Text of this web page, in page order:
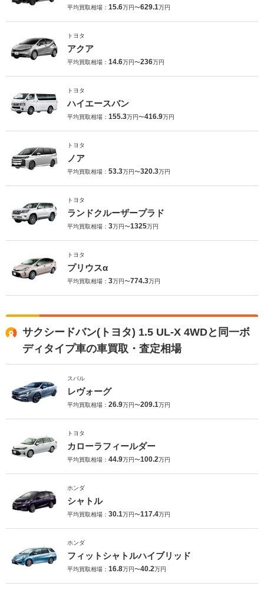
平均買取相場： 15.6万円〜629.1万円
トヨタ
アクア
平均買取相場： 14.6万円〜236万円
トヨタ
ハイエースバン
平均買取相場： 155.3万円〜416.9万円
トヨタ
ノア
平均買取相場： 53.3万円〜320.3万円
トヨタ
ランドクルーザープラド
平均買取相場： 3万円〜1325万円
トヨタ
プリウスα
平均買取相場： 3万円〜774.3万円
サクシードバン(トヨタ) 1.5 UL-X 4WDと同一ボ
ディタイプ車の車買取・査定相場
スバル
レヴォーグ
平均買取相場： 26.9万円〜209.1万円
トヨタ
カローラフィールダー
平均買取相場： 44.9万円〜100.2万円
ホンダ
シャトル
平均買取相場： 30.1万円〜117.4万円
ホンダ
フィットシャトルハイブリッド
平均買取相場： 16.8万円〜40.2万円